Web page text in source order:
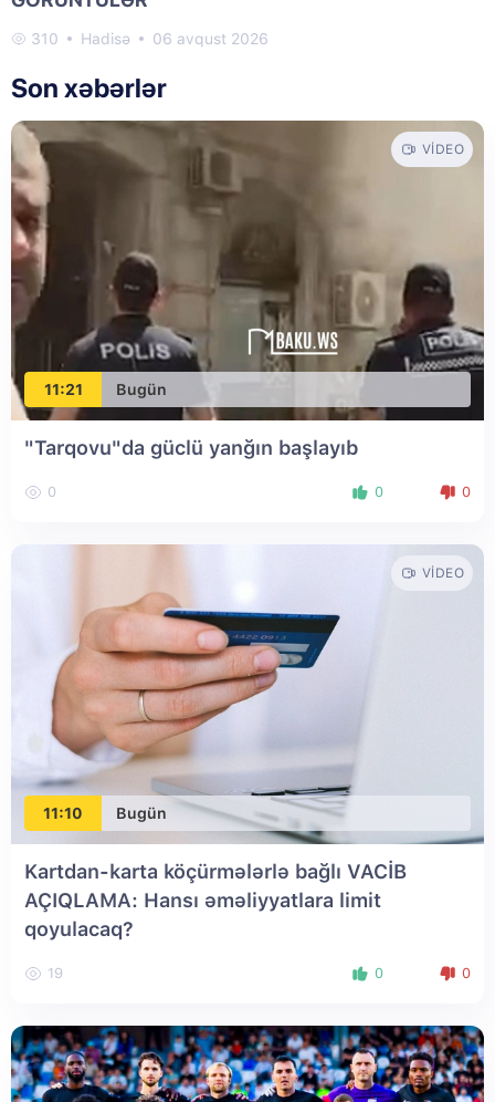
310 Hadisə 06 avqust 2026
Son xəbərlər
11:21 Bugün
VIDEO
"Tarqovu"da güclü yanğın başlayıb
0 0 0
11:10 Bugün
VIDEO
Kartdan-karta köçürmələrlə bağlı VACİB
AÇIQLAMA: Hansı əməliyyatlara limit
qoyulacaq?
19 0 0